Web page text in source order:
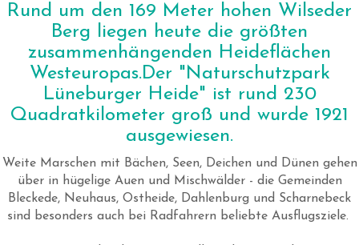
Rund um den 169 Meter hohen Wilseder
Berg liegen heute die größten
zusammenhängenden Heideflächen
Westeuropas.Der "Naturschutzpark
Lüneburger Heide" ist rund 230
Quadratkilometer groß und wurde 1921
ausgewiesen.
Weite Marschen mit Bächen, Seen, Deichen und Dünen gehen
über in hügelige Auen und Mischwälder - die Gemeinden
Bleckede, Neuhaus, Ostheide, Dahlenburg und Scharnebeck
sind besonders auch bei Radfahrern beliebte Ausflugsziele.